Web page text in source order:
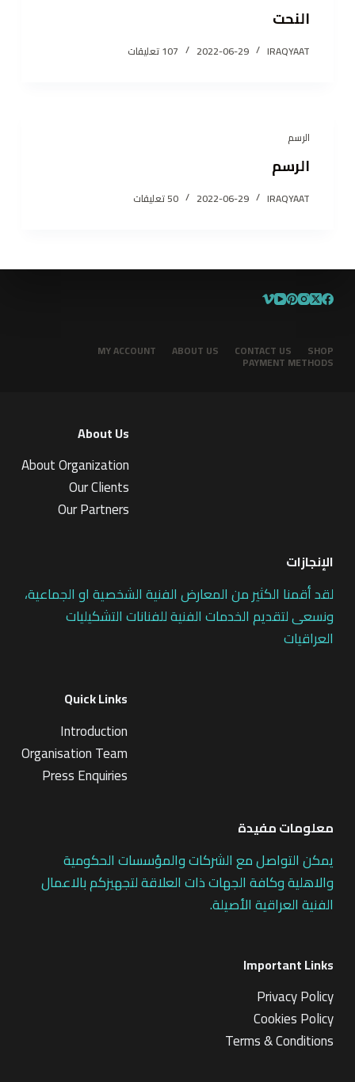
النحت
IRAQYAAT
2022-06-29 107 تعليقات
الرسم
الرسم
IRAQYAAT
2022-06-29 50 تعليقات
SHOP
CONTACT US
ABOUT US
MY ACCOUNT
PAYMENT METHODS
About Us
About Organization
Our Clients
Our Partners
الإنجازات
لقد أقمنا الكثير من المعارض الفنية الشخصية او الجماعية،
ونسعى لتقديم الخدمات الفنية للفنانات التشكيليات
العراقيات
Quick Links
Introduction
Organisation Team
Press Enquiries
معلومات مفيدة
يمكن التواصل مع الشركات والمؤسسات الحكومية
والاهلية وكافة الجهات ذات العلاقة لتجهيزكم بالاعمال
الفنية العراقية الأصيلة.
Important Links
Privacy Policy
Cookies Policy
Terms & Conditions